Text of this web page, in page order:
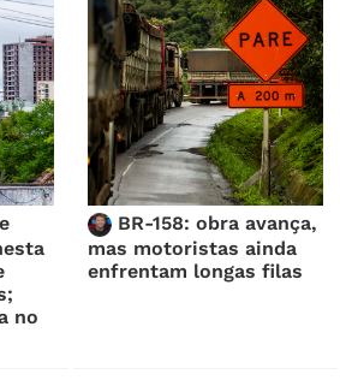
no
BR-158: obra avança,
mas motoristas ainda
enfrentam longas filas